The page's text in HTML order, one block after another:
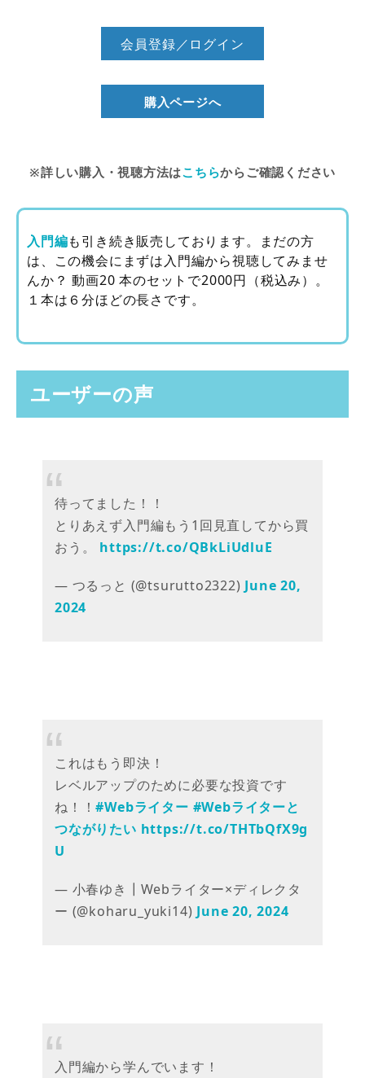
会員登録／ログイン
購入ページへ
※詳しい購入・視聴方法はこちらからご確認ください
入門編も引き続き販売しております。まだの方
は、この機会にまずは⼊⾨編から視聴してみませ
んか？ 動画20 本のセットで2000円（税込み）。
１本は６分ほどの⻑さです。
ユーザーの声
待ってました！！
とりあえず入門編もう1回見直してから買
おう。 https://t.co/QBkLiUdluE
— つるっと (@tsurutto2322) June 20,
2024
これはもう即決！
レベルアップのために必要な投資です
ね！！#Webライター #Webライターと
つながりたい https://t.co/THTbQfX9g
U
— 小春ゆき┃Webライター×ディレクタ
ー (@koharu_yuki14) June 20, 2024
入門編から学んでいます！